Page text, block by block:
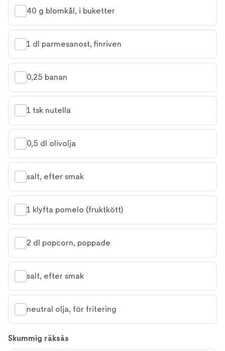
40 g blomkål, i buketter
1 dl parmesanost, finriven
0,25 banan
1 tsk nutella
0,5 dl olivolja
salt, efter smak
1 klyfta pomelo (fruktkött)
2 dl popcorn, poppade
salt, efter smak
neutral olja, för fritering
Skummig räksås